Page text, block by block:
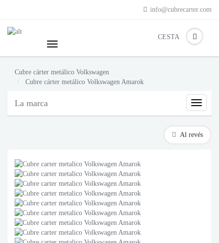
info@cubrecarter.com
CESTA
Cubre cárter metálico Volkswagen
Cubre cárter metálico Volkswagen Amarok
La
marca
vehículo
La marca
Al revés